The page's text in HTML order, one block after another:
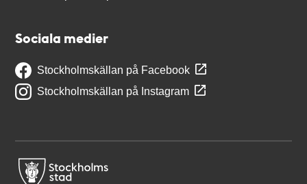
Sociala medier
Stockholmskällan på Facebook
Stockholmskällan på Instagram